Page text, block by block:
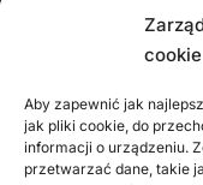
cookie
Aby zapewnić jak
jak pliki cookie, do
informacji o urządzeniu.
przetwarzać dane, takie
Reklama
Rodo
Kontakt